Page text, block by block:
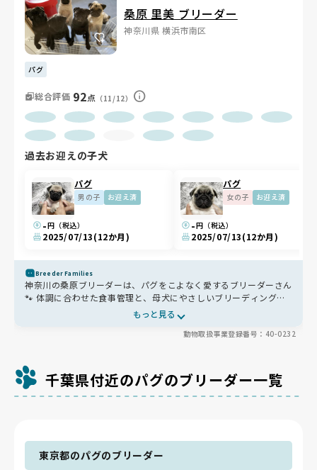
桑原 里美 ブリーダー
神奈川県 横浜市南区
パグ
総合評価 92点 （11/12）
過去お迎えの子犬
パグ
男の子 お迎え済
-円（税込）
2025/07/13(12か月)
パグ
女の子 お迎え済
-円（税込）
2025/07/13(12か月)
Breeder Families
神奈川の桑原ブリーダーは、パグをこよなく愛するブリーダーさん
🐾 体調に合わせた食事管理と、母犬にやさしいブリーディングを
大切にしています😊 犬舎はとても清潔で、成犬たちも自由にのび
のび。人懐っこい子ばかりで、心がほっこりします✨
もっと見る
動物取扱事業登録番号：40-0232
千葉県付近のパグのブリーダー一覧
東京都のパグのブリーダー